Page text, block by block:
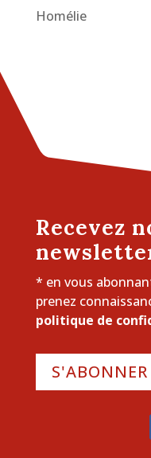
Homélie
Recevez
* en vous
prenez
politique de
S'ABONNER